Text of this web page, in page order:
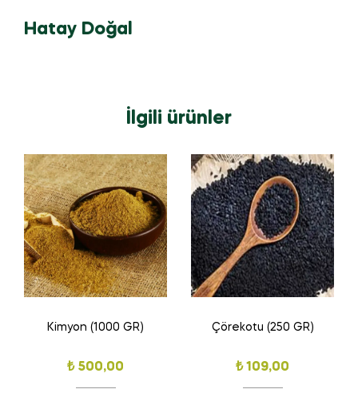
Hatay Doğal
İlgili ürünler
Kimyon (1000 GR)
₺500,00
Çörekotu (250 GR)
₺109,00